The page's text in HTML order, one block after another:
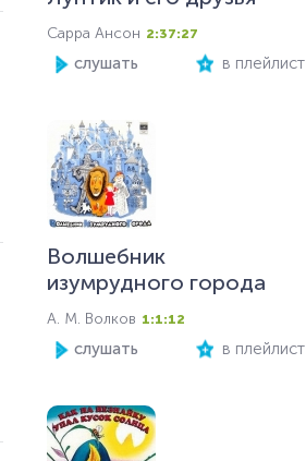
Сарра Ансон 2:37:27
слушать в плейлист
Волшебник
изумрудного города
А. М. Волков 1:1:12
слушать в плейлист